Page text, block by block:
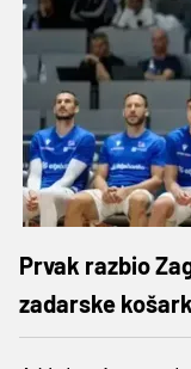
Prvak razbio
zadarske